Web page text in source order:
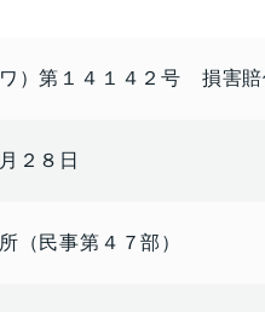
）第１４１４２号 損害賠
２８日
（民事第４７部）